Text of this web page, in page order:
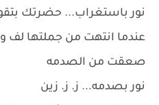
نور باستغراب... حضرتك
عندما انتهت من جملتها لف
صعقت من الصدمه
نور بصدمه... ز. ز. زين